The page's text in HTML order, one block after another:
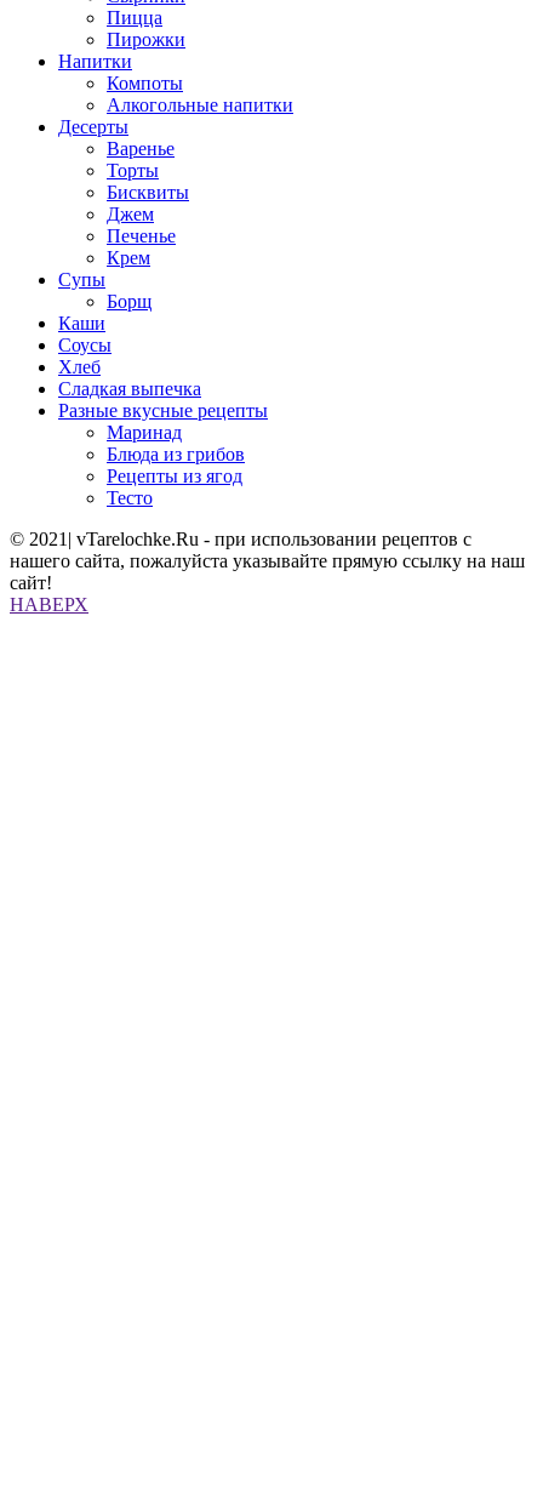
Пицца
Пирожки
Напитки
Компоты
Алкогольные напитки
Десерты
Варенье
Торты
Бисквиты
Джем
Печенье
Крем
Супы
Борщ
Каши
Соусы
Хлеб
Сладкая выпечка
Разные вкусные рецепты
Маринад
Блюда из грибов
Рецепты из ягод
Тесто
© 2021| vTarelochke.Ru - при использовании рецептов с
нашего сайта, пожалуйста указывайте прямую ссылку на наш
сайт!
НАВЕРХ